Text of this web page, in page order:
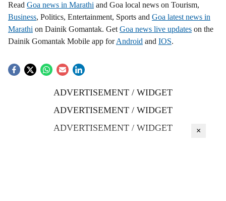
Read Goa news in Marathi and Goa local news on Tourism,
Business, Politics, Entertainment, Sports and Goa latest news in
Marathi on Dainik Gomantak. Get Goa news live updates on the
Dainik Gomantak Mobile app forAndroid and IOS.
ADVERTISEMENT / WIDGET
ADVERTISEMENT / WIDGET
ADVERTISEMENT / WIDGET
×